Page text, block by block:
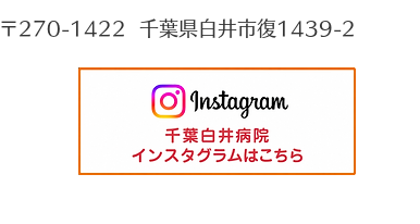
〒270-1422 千葉県白井市復1439-2